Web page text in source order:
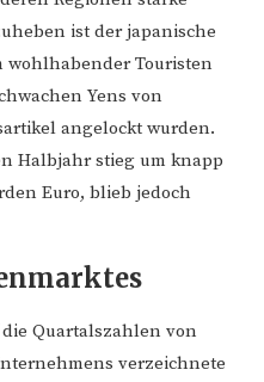
ist der japanische
wohlhabender Touristen
Yens von
angelockt wurden.
Halbjahr stieg um knapp
Euro, blieb jedoch
Quartalszahlen von
verzeichnete